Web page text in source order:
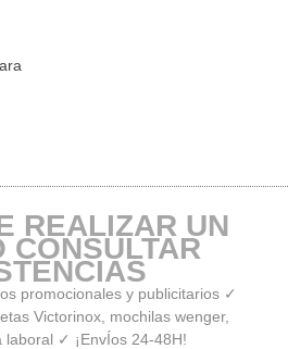
REALIZAR UN
CONSULTAR
promocionales y publicitarios ✓
Victorinox, mochilas wenger,
laboral ✓ ¡EnvÍos 24-48H!